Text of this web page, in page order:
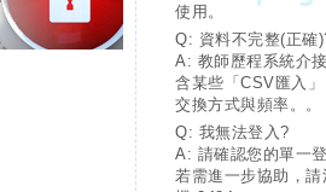
使用。
Q: 資料不完整(正確
A: 教師歷程系統介
含某些「CSV匯入
交換方式與頻率。。
Q: 我無法登入?
A: 請確認您的單一
若需進一步協助，